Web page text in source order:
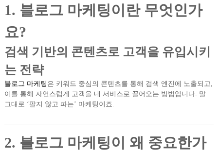
1. 블로그 마케팅이란 무엇인가
요?
검색 기반의 콘텐츠로 고객을 유입시키
는 전략
블로그 마케팅 은 키워드 중심의 콘텐츠를 통해 검색 엔진에 노출되고,
이를 통해 자연스럽게 고객을 내 서비스로 끌어오는 방법입니다. 말
그대로 ‘팔지 않고 파는’ 마케팅이죠.
2. 블로그 마케팅이 왜 중요한가